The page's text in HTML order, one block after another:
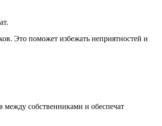
Это поможет избежать неприятностей и
между собственниками и обеспечат